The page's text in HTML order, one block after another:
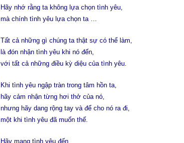
Hãy nhớ rằng ta không lựa chọn tình yêu,
mà chính tình yêu lựa chọn ta …
Tất cả những gì chúng ta thật sự có thể làm,
là đón nhận tình yêu khi nó đến,
với tất cả những điều kỳ diệu của tình yêu.
Khi tình yêu ngập tràn trong tâm hồn ta,
hãy cảm nhận từng hơi thở của nó,
nhưng hãy dang rộng tay và để cho nó ra đi,
một khi tình yêu đã muốn thế.
Hãy mang tình yêu đến